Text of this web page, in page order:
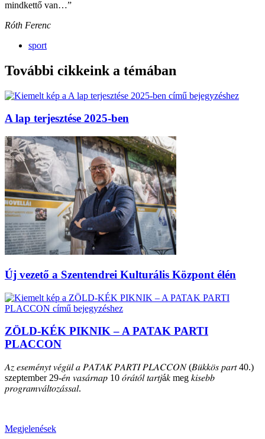
mindkettő van…”
Róth Ferenc
sport
További cikkeink a témában
A lap terjesztése 2025-ben
Új vezető a Szentendrei Kulturális Központ élén
ZÖLD-KÉK PIKNIK – A PATAK PARTI
PLACCON
𝐴𝑧 𝑒𝑠𝑒𝑚𝑒́𝑛𝑦𝑡 𝑣𝑒́𝑔𝑢̈𝑙 𝑎 𝑃𝐴𝑇𝐴𝐾 𝑃𝐴𝑅𝑇𝐼 𝑃𝐿𝐴𝐶𝐶𝑂𝑁 (𝐵𝑢̈𝑘𝑘𝑜̈𝑠 𝑝𝑎𝑟𝑡 40.)
szeptember 29-𝑒́𝑛 𝑣𝑎𝑠𝑎́𝑟𝑛𝑎𝑝 10 𝑜́𝑟𝑎́𝑡𝑜́𝑙 𝑡𝑎𝑟𝑡𝑗á𝑘 meg 𝑘𝑖𝑠𝑒𝑏𝑏
𝑝𝑟𝑜𝑔𝑟𝑎𝑚𝑣𝑎́𝑙𝑡𝑜𝑧𝑎́𝑠𝑠𝑎𝑙.
Megjelenések